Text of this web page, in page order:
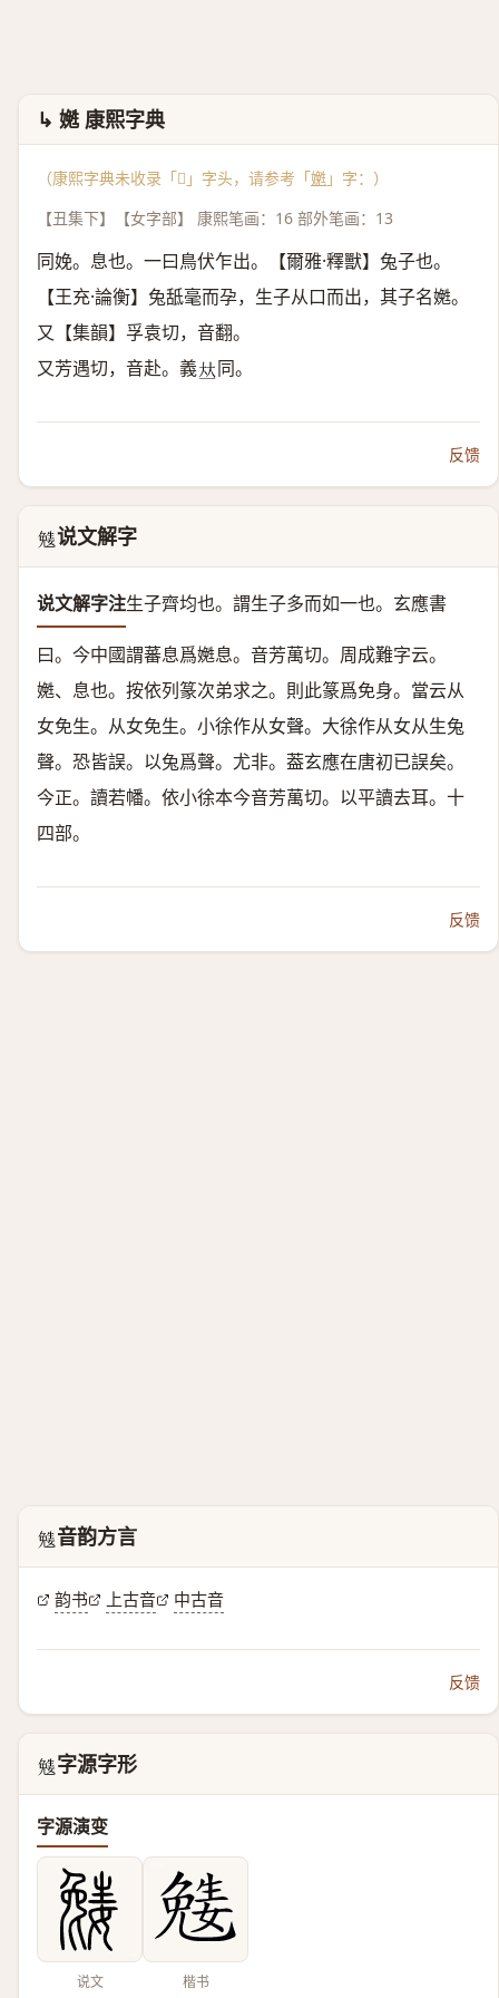
↳ 嬎 康熙字典
（康熙字典未收录「𡢎」字头，请参考「嬎 」字：）
【丑集下】【女字部】 康熙笔画：16 部外笔画：13
同娩。息也。一曰鳥伏乍出。【爾雅·釋獸】兔子也。
【王充·論衡】兔䑛毫而孕，生子从口而出，其子名嬎。
又【集韻】孚袁切，音翻。
又芳遇切，音赴。義𠀤同。
反馈
𡢎说文解字
说文解字注生子齊均也。 謂生子多而如一也。玄應書
曰。今中國謂蕃息爲嬎息。音芳萬切。周成難字云。
嬎、息也。按依列篆次弟求之。則此篆爲免身。當云从
女免生。 从女免生。 小徐作从女聲。大徐作从女从生兔
聲。恐皆誤。以兔爲聲。尤非。葢玄應在唐初已誤矣。
今正。 讀若幡。 依小徐本今音芳萬切。以平讀去耳。十
四部。
反馈
𡢎 音韵方言
韵书 上古音 中古音
反馈
𡢎 字源字形
字源演变
说文 楷书